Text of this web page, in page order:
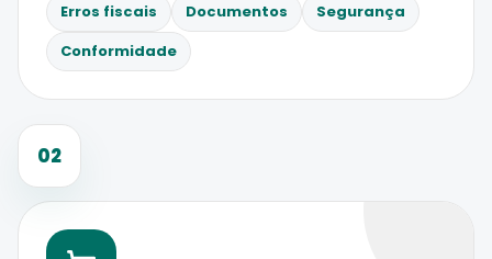
Erros fiscais Documentos
Segurança
Conformidade
02